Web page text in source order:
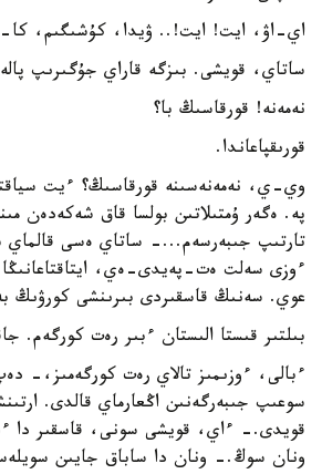
اي-اۋ، ايت! ايت!.. ۋيدا، كۇشىگىم،
ساتاي، قويشى. بىزگە قاراي جۇگىرىپ پالە
نەمەنە! قورقاسىڭ با؟
قورىقپاعاندا.
وي-ي، نەمەنەسىنە قورقاسىڭ؟ ءيت
پە. ەگەر ۇمتىلاتىن بولسا قاق شەكەدەن
تارتىپ جىبەرسەم...- ساتاي ەسى قالماي
ءوزى سەلت ەت-پەيدى-ەي، ايتاقتاعانىڭا.
عوي. سەنىڭ قاسقىردى بىرىنشى كورۋىڭ
بىلتىر قىستا الىستان ءبىر رەت كورگەم.
ءبالى، ءوزىمىز تالاي رەت كورگەمىز،-
سوعىپ جىبەرگەنىن اڭعارماي قالدى.
قويدى.- ءاي، قويشى سونى، قاسقىر دا
ونان سوڭ.- ونان دا ساباق جايىن